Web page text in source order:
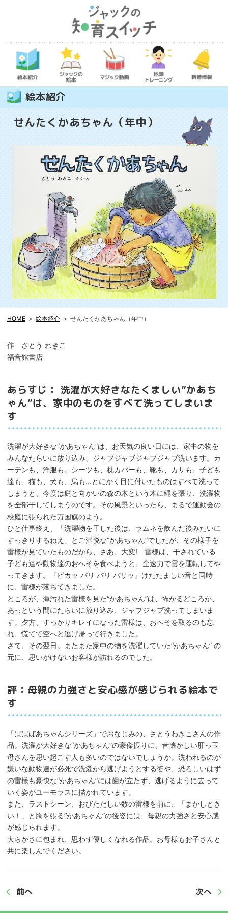
絵本紹介
せんたくかあちゃん（年中）
HOME 絵本紹介 せんたくかあちゃん（年中）
作 さとう わきこ
福音館書店
あらすじ： 洗濯が大好きなたくましい”かあち
ゃん”は、家中のものをすべて洗ってしまいま
す
洗濯が大好きな“かあちゃん”は、お天気の良い日には、家中の物を
みんなたらいに放り込み、ジャブジャブジャブジャブ洗います。カ
ーテンも、洋服も、シーツも、枕カバーも、靴も、カサも、子ども
達も、猫も、犬も、烏も…とにかく目に付いたものはすべて洗って
しまうと、今度は庭と向かいの森の木という木に縄を張り、洗濯物
を全部干してしまうのです。その風景といったら、まるで運動会の
校庭に張られた万国旗のよう。
ひと仕事終え、「洗濯物を干した後は、ラムネを飲んだ後みたいに
すっきりするねえ」とご満悦な“かあちゃん”でしたが、その様子を
雷様が見ていたものだから、さあ、大変! 雷様は、干されている
子ども達や動物達のおへそを食べようと、全速力で雲を運転してや
ってきます。『ピカッ バリ バリ バリッ』けたたましい音と同時
に、雷様が落ちてきました。
ところが、薄汚れた雷様を見た“かあちゃん”は、怖がるどころか、
あっという間にたらいに放り込み、ジャブジャブ洗ってしまいま
す。夕方、すっかりキレイになった雷様は、おへそを取るのも忘
れ、慌てて空へと逃げ帰って行きました。
さて、その翌日。またまた家中の物を洗濯していた“かあちゃん” の
元に、思いがけないお客様が訪れるのでした。
評：母親の力強さと安心感が感じられる絵本で
す
「ばばばあちゃんシリーズ」でおなじみの、さとうわきこさんの作
品。洗濯が大好きな“かあちゃん”の豪傑振りに、昔懐かしい肝っ玉
母さんを思い起こす人も多いのではないでしょうか。洗われるのが
嫌いな動物達が必死で洗濯から逃げようとする姿や、恐ろしいはず
の雷様も豪快な“かあちゃん”には歯が立たず、逃げるように去って
いく姿がユーモラスに描かれています。
また、ラストシーン、おびただしい数の雷様を前に、「まかしとき
い！」と胸を張る“かあちゃん”の後姿には、母親の力強さと安心感
が感じられます。
大らかさに包まれ、思わず優しくなれる作品。お母様もお子さんと
共に楽しんでください。
前へ 次へ